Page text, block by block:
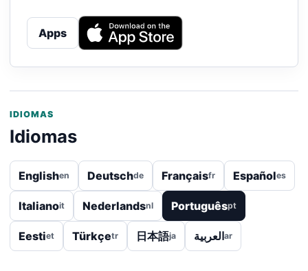
Apps
IDIOMAS
Idiomas
Englishen Deutschde Françaisfr Españoles
Italianoit Nederlandsnl Portuguêspt
Eestiet Türkçetr 日本語ja العربيةar